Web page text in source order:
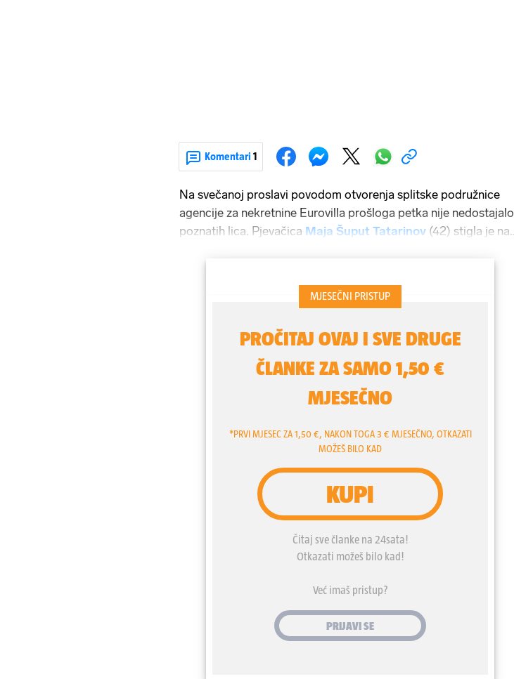
Komentari 1
Na svečanoj proslavi povodom otvorenja splitske podružnice
agencije za nekretnine Eurovilla prošloga petka nije nedostajalo
poznatih lica. Pjevačica Maja Šuput Tatarinov (42) stigla je na